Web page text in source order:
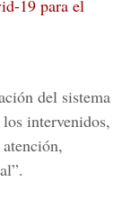
19 para el
del sistema
intervenidos,